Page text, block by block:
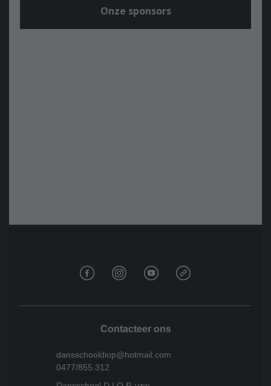
Onze sponsors
Contacteer ons
dansschooldiop@hotmail.com
0477/855.312